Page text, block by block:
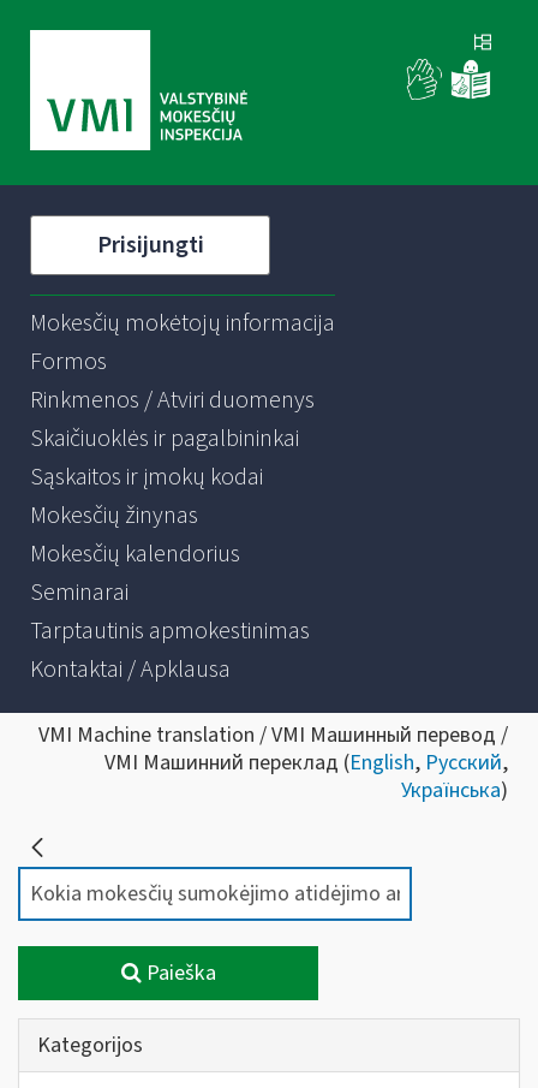
Prisijungti
Mokesčių mokėtojų informacija
Formos
Rinkmenos / Atviri duomenys
Skaičiuoklės ir pagalbininkai
Sąskaitos ir įmokų kodai
Mokesčių žinynas
Mokesčių kalendorius
Seminarai
Tarptautinis apmokestinimas
Kontaktai / Apklausa
VMI Machine translation / VMI Машинный перевод /
VMI Машинний переклад (English, Русский,
Українська)
Paieška
Kategorijos